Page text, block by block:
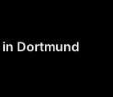
Dortmund